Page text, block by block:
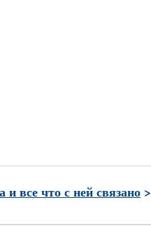
и все что с ней связано >